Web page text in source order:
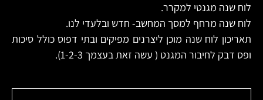
לוח שנה מגנטי למקרר.
לוח שנה מרחף למסך המחשב- חדש ובלעדי לנו.
תאריכון לוח שנה מוכן ליצרנים מפיקים ובתי דפוס כולל סיכות
ופס דבק לחיבור המגנט ( עשה זאת בעצמך 1-2-3).